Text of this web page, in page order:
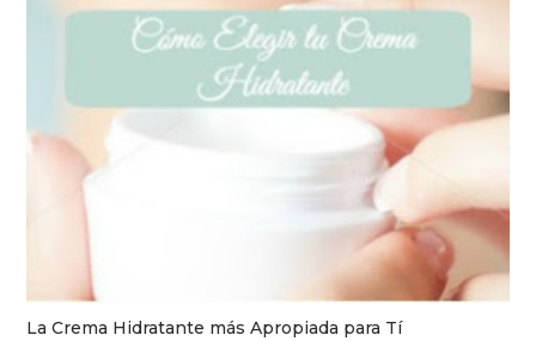
La Crema Hidratante más Apropiada para Tí